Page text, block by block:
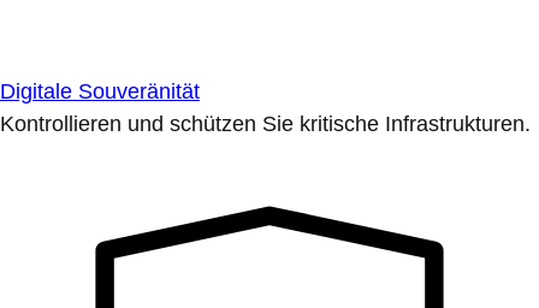
Digitale Souveränität
Kontrollieren und schützen Sie kritische Infrastrukturen.